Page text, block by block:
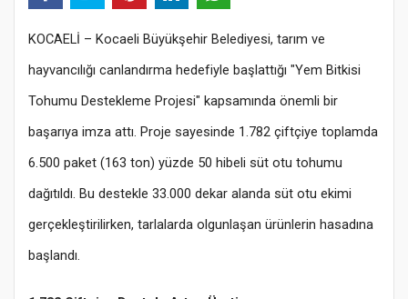
KOCAELİ – Kocaeli Büyükşehir Belediyesi, tarım ve
hayvancılığı canlandırma hedefiyle başlattığı "Yem Bitkisi
Tohumu Destekleme Projesi" kapsamında önemli bir
başarıya imza attı. Proje sayesinde 1.782 çiftçiye toplamda
6.500 paket (163 ton) yüzde 50 hibeli süt otu tohumu
dağıtıldı. Bu destekle 33.000 dekar alanda süt otu ekimi
gerçekleştirilirken, tarlalarda olgunlaşan ürünlerin hasadına
başlandı.